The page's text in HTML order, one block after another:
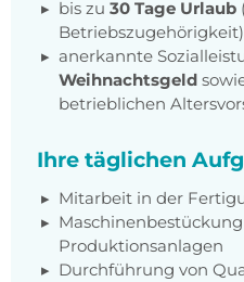
bis zu 30 Tage Urlaub
Betriebszugehörigkeit)
anerkannte
Weihnachtsgeld
betrieblichen
Ihre täglichen
Mitarbeit in der
Produktionsanlagen
Durchführung von